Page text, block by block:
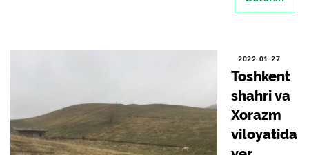
2022-01-27
Toshkent
shahri va
Xorazm
viloyatida